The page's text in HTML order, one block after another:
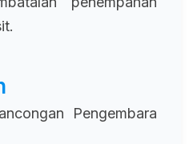
Pengembara